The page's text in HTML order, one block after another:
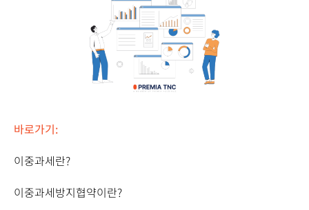
바로가기:
이중과세란?
이중과세방지협약이란?